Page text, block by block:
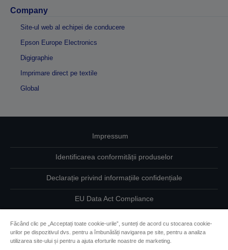
Company
Site-ul web al echipei de conducere
Epson Europe Electronics
Digigraphie
Imprimare direct pe textile
Global
Impressum
Identificarea conformității produselor
Declarație privind informațiile confidențiale
EU Data Act Compliance
Informaţii despre modulele cookie
Făcând clic pe „Acceptați toate cookie-urile”, sunteți de acord cu stocarea cookie-
urilor pe dispozitivul dvs. pentru a îmbunătăți navigarea pe site, pentru a analiza
utilizarea site-ului și pentru a ajuta eforturile noastre de marketing.